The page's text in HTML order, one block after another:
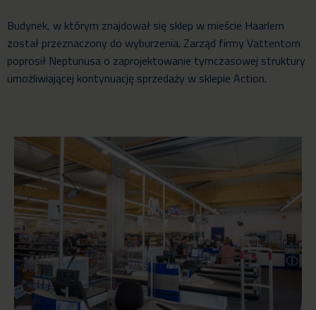
Budynek, w którym znajdował się sklep w mieście Haarlem
został przeznaczony do wyburzenia. Zarząd firmy Vattentorn
poprosił Neptunusa o zaprojektowanie tymczasowej struktury
umożliwiającej kontynuację sprzedaży w sklepie Action.